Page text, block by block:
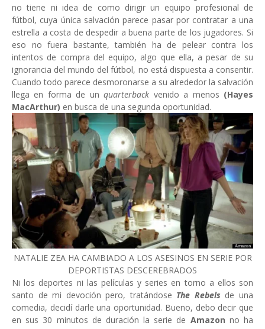
no tiene ni idea de como dirigir un equipo profesional de
fútbol, cuya única salvación parece pasar por contratar a una
estrella a costa de despedir a buena parte de los jugadores. Si
eso no fuera bastante, también ha de pelear contra los
intentos de compra del equipo, algo que ella, a pesar de su
ignorancia del mundo del fútbol, no está dispuesta a consentir.
Cuando todo parece desmoronarse a su alrededor la salvación
llega en forma de unquarterback venido a menos (Hayes
MacArthur) en busca de una segunda oportunidad.
NATALIE ZEA HA CAMBIADO A LOS ASESINOS EN SERIE POR
DEPORTISTAS DESCEREBRADOS
Ni los deportes ni las películas y series en torno a ellos son
santo de mi devoción pero, tratándose The Rebels de una
comedia, decidí darle una oportunidad. Bueno, debo decir que
en sus 30 minutos de duración la serie de Amazon no ha